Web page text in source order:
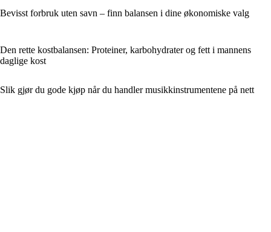
Bevisst forbruk uten savn – finn balansen i dine økonomiske valg
Den rette kostbalansen: Proteiner, karbohydrater og fett i mannens
daglige kost
Slik gjør du gode kjøp når du handler musikkinstrumentene på nett